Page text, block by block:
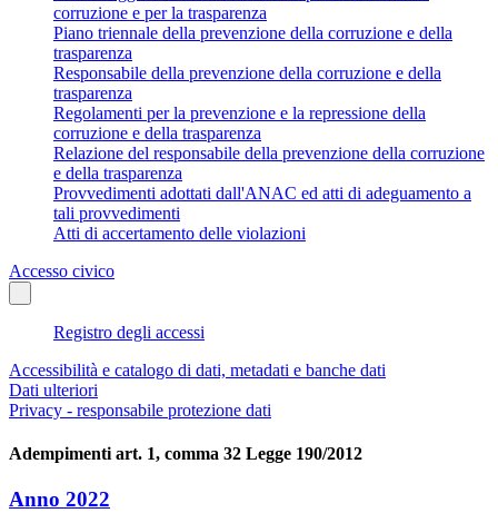
corruzione e per la trasparenza
Piano triennale della prevenzione della corruzione e della
trasparenza
Responsabile della prevenzione della corruzione e della
trasparenza
Regolamenti per la prevenzione e la repressione della
corruzione e della trasparenza
Relazione del responsabile della prevenzione della corruzione
e della trasparenza
Provvedimenti adottati dall'ANAC ed atti di adeguamento a
tali provvedimenti
Atti di accertamento delle violazioni
Accesso civico
Registro degli accessi
Accessibilità e catalogo di dati, metadati e banche dati
Dati ulteriori
Privacy - responsabile protezione dati
Adempimenti art. 1, comma 32 Legge 190/2012
Anno 2022